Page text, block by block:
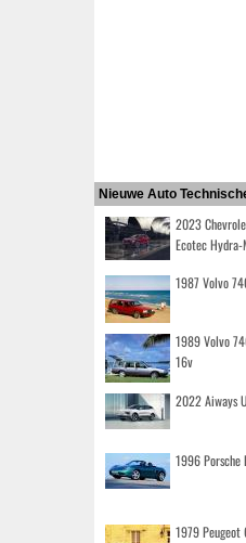
Nieuwe Auto
2023
Ecotec
1987 Volvo
1989 Volvo
16v
2022 Aiways
1996
1979 Peugeot